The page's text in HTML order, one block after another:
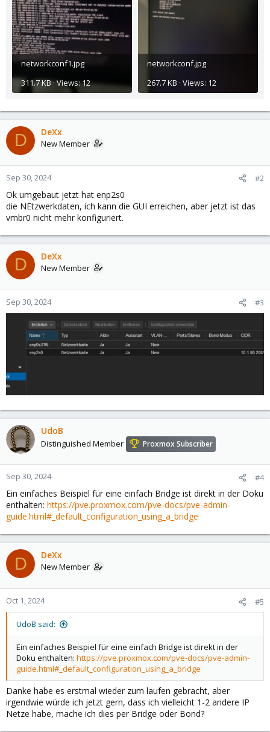
networkconf1.jpg
311.7 KB · Views: 12
networkconf.jpg
267.7 KB · Views: 12
D DeXx
New Member
Sep 30, 2024 #2
Ok umgebaut jetzt hat enp2s0
die NEtzwerkdaten, ich kann die GUI erreichen, aber jetzt ist das
vmbr0 nicht mehr konfiguriert.
D DeXx
New Member
Sep 30, 2024 #3
UdoB
Distinguished Member Proxmox Subscriber
Sep 30, 2024 #4
Ein einfaches Beispiel für eine einfach Bridge ist direkt in der Doku
enthalten: https://pve.proxmox.com/pve-docs/pve-admin-
guide.html#_default_configuration_using_a_bridge
D DeXx
New Member
Oct 1, 2024 #5
UdoB said:
Ein einfaches Beispiel für eine einfach Bridge ist direkt in der
Doku enthalten: https://pve.proxmox.com/pve-docs/pve-admin-
guide.html#_default_configuration_using_a_bridge
Danke habe es erstmal wieder zum laufen gebracht, aber
irgendwie würde ich jetzt gern, dass ich vielleicht 1-2 andere IP
Netze habe, mache ich dies per Bridge oder Bond?